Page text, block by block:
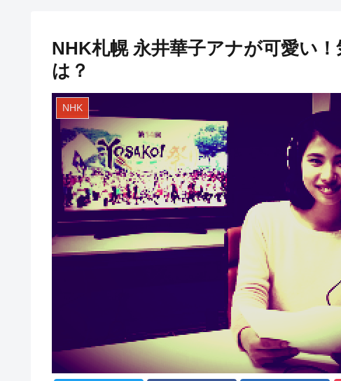
NHK札幌 永井華子アナが可愛い
は？
NHK